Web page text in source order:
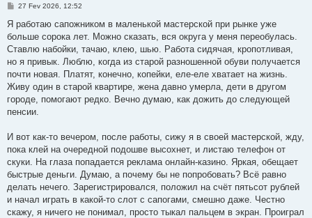
M
n
s
a
g
m
27 Fev 2026, 12:52
Я работаю сапожником в маленькой мастерской при рынке уже
больше сорока лет. Можно сказать, вся округа у меня переобулась.
Ставлю набойки, тачаю, клею, шью. Работа сидячая, кропотливая,
но я привык. Люблю, когда из старой разношенной обуви получается
почти новая. Платят, конечно, копейки, еле-еле хватает на жизнь.
Живу один в старой квартире, жена давно умерла, дети в другом
городе, помогают редко. Вечно думаю, как дожить до следующей
пенсии.
И вот как-то вечером, после работы, сижу я в своей мастерской, жду,
пока клей на очередной подошве высохнет, и листаю телефон от
скуки. На глаза попадается реклама онлайн-казино. Яркая, обещает
быстрые деньги. Думаю, а почему бы не попробовать? Всё равно
делать нечего. Зарегистрировался, положил на счёт пятьсот рублей
и начал играть в какой-то слот с сапогами, смешно даже. Честно
скажу, я ничего не понимал, просто тыкал пальцем в экран. Проиграл